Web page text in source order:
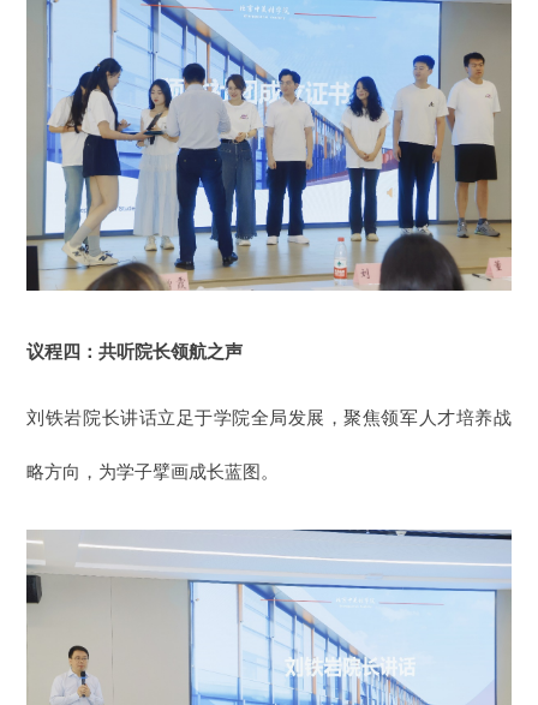
议程四：共听院长领航之声
刘铁岩院长讲话立足于学院全局发展，聚焦领军 人才培养战
略方向，为学子擘画成长蓝图。